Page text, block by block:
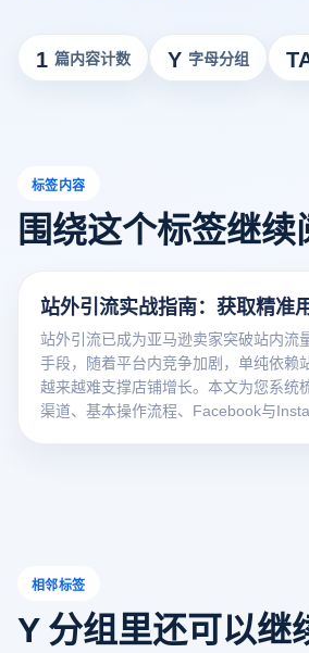
1 篇内容计数 Y 字母分组
标签内容
围绕这个标签继续
站外引流实战指南：获取精准
站外引流已成为亚马逊卖家突破站内流
手段，随着平台内竞争加剧，单纯依赖
越来越难支撑店铺增长。本文为您系统
渠道、基本操作流程、Facebook与
相邻标签
Y 分组里还可以继